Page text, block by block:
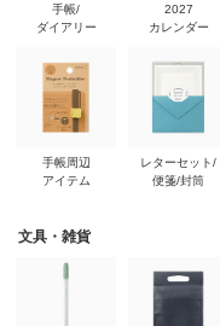
手帳/
ダイアリー
手帳周辺
アイテム
2027
カレンダー
レターセット/
便箋/封筒
文具・雑貨